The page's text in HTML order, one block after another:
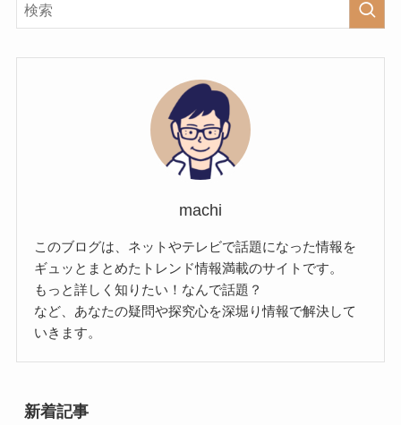
machi
このブログは、ネットやテレビで話題になった情報を
ギュッとまとめたトレンド情報満載のサイトです。
もっと詳しく知りたい！なんで話題？
など、あなたの疑問や探究心を深堀り情報で解決して
いきます。
新着記事